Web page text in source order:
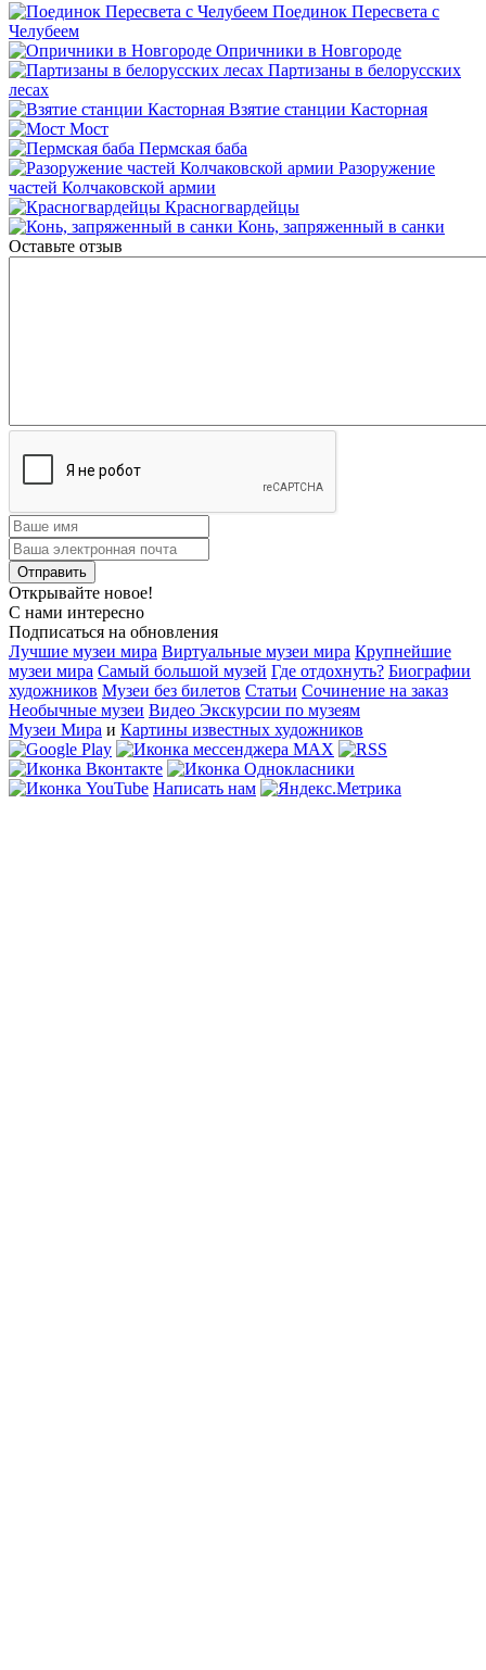
Поединок Пересвета с
Челубеем
Опричники в Новгороде
Партизаны в белорусских
лесах
Взятие станции Касторная
Мост
Пермская баба
Разоружение
частей Колчаковской армии
Красногвардейцы
Конь, запряженный в санки
Оставьте отзыв
Открывайте новое!
С нами интересно
Подписаться на обновления
Лучшие музеи мира Виртуальные музеи мира Крупнейшие
музеи мира Самый большой музей Где отдохнуть? Биографии
художников Музеи без билетов Статьи Сочинение на заказ
Необычные музеи Видео Экскурсии по музеям
Музеи Мира и Картины известных художников
Написать нам